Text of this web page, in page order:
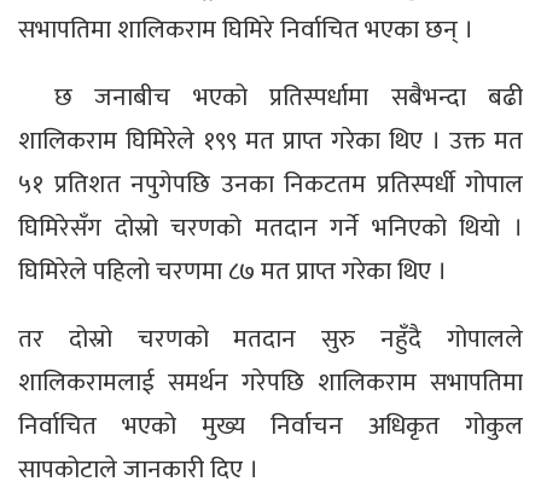
सभापतिमा शालिकराम घिमिरे निर्वाचित भएका छन् ।
छ जनाबीच भएको प्रतिस्पर्धामा सबैभन्दा बढी
शालिकराम घिमिरेले १९९ मत प्राप्त गरेका थिए । उक्त मत
५१ प्रतिशत नपुगेपछि उनका निकटतम प्रतिस्पर्धी गोपाल
घिमिरेसँग दोस्रो चरणको मतदान गर्ने भनिएको थियो ।
घिमिरेले पहिलो चरणमा ८७ मत प्राप्त गरेका थिए ।
तर दोस्रो चरणको मतदान सुरु नहुँदै गोपालले
शालिकरामलाई समर्थन गरेपछि शालिकराम सभापतिमा
निर्वाचित भएको मुख्य निर्वाचन अधिकृत गोकुल
सापकोटाले जानकारी दिए ।